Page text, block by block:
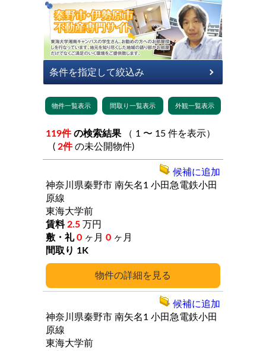
119件 の検索結果
( 2件 の未公開物件)
詳細
神奈川県秦野市 南矢名1 小田急電鉄小田
原線
東海大学前
2.5 万円
0 ヶ月 0 ヶ月
1K
候補に追加
神奈川県秦野市 南矢名1 小田急電鉄小田
原線
東海大学前
候補に追加